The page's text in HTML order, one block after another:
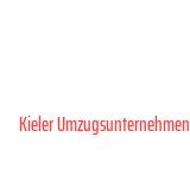
Kieler Umzugsunternehmen